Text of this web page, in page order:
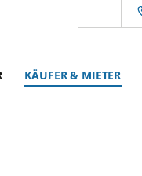
KÄUFER & MIETER